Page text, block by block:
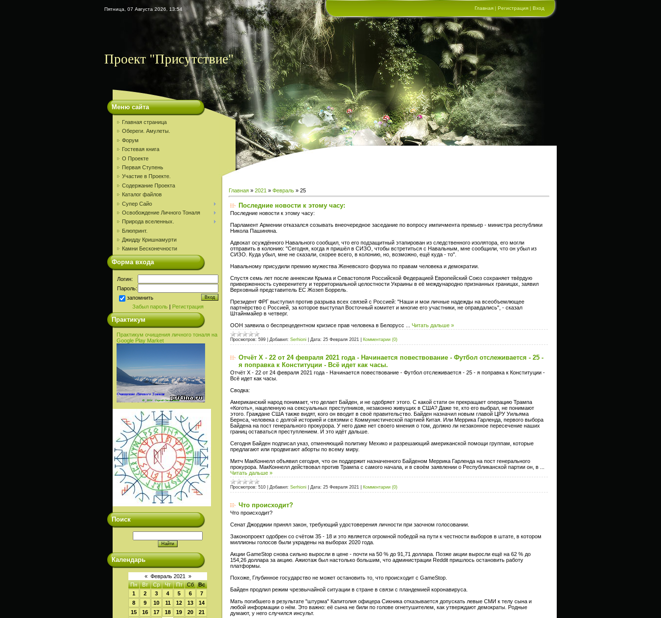
Пятница, 07 Августа 2026, 13:54 Главная | Регистрация | Вход
Проект "Присутствие"
Меню сайта
Главная страница
Обереги. Амулеты.
Форум
Гостевая книга
О Проекте
Первая Ступень
Участие в Проекте.
Содержание Проекта
Каталог файлов
Супер Сайо
Освобождение Личного Тоналя
Природа вселенных.
Блюпринт.
Джидду Кришнамурти
Камни Бесконечности
Форма входа
Логин:
Пароль:
запомнить
Забыл пароль| Регистрация
Практикум
Практикум очищения личного тоналя на
Google Play Market
Поиск
Календарь
« Февраль 2021
»
Пн
Вт Ср Чт Пт Сб
Вс
1
2 3 4 5 6
7
8
9 10 11 12 13
14
15
16 17 18 19 20
21
Главная » 2021 » Февраль » 25
Последние новости к этому часу:
Последние новости к этому часу:
Парламент Армении отказался созывать внеочередное заседание по вопросу импичмента премьер - министра республики
Никола Пашиняна.
Адвокат осуждённого Навального сообщил, что его подзащитный этапирован из следственного изолятора, его могли
отправить в колонию: "Сегодня, когда я пришёл в СИЗО, чтобы встретиться с Навальным, мне сообщили, что он убыл из
СИЗО. Куда убыл, мне не сказали, скорее всего, в колонию, но, возможно, ещё куда - то".
Навальному присудили премию мужества Женевского форума по правам человека и демократии.
Спустя семь лет после аннексии Крыма и Севастополя Российской Федерацией Европейский Союз сохраняет твёрдую
приверженность суверенитету и территориальной целостности Украины в её международно признанных границах, заявил
Верховный представитель ЕС Жозеп Боррель.
Президент ФРГ выступил против разрыва всех связей с Россией: "Наши и мои личные надежды на всеобъемлющее
партнёрство с Россией, за которое выступал Восточный комитет и многие его участники, не оправдались", - сказал
Штайнмайер в четверг.
ООН заявила о беспрецедентном кризисе прав человека в Белорусс
Читать дальше »
Просмотров: 599 Добавил: Serhioni Дата: 25 Февраля 2021 Комментарии (0)
Отчёт X - 22 от 24 февраля 2021 года - Начинается повествование - Футбол отслеживается - 25 -
я поправка к Конституции - Всё идет как часы.
Отчёт X - 22 от 24 февраля 2021 года - Начинается повествование - Футбол отслеживается - 25 - я поправка к Конституции -
Всё идет как часы.
Сводка:
Американский народ понимает, что делает Байден, и не одобряет этого. С какой стати он прекращает операцию Трампа
«Коготь», нацеленную на сексуальных преступников, незаконно живущих в США? Даже те, кто его выбрал, не понимают
этого. Граждане США также видят, кого он вводит в своё правительство. Байден назначил новым главой ЦРУ Уильяма
Бернса, человека с долгой историей и связями с Коммунистической партией Китая. Или Меррика Гарленда, первого выбора
Байдена на пост генерального прокурора. У него даже нет своего мнения о том, должно ли незаконное пересечение наших
границ оставаться преступлением. И это идёт дальше.
Сегодня Байден подписал указ, отменяющий политику Мехико и разрешающий американской помощи группам, которые
предлагают или продвигают аборты по всему миру.
Митч МакКоннелл объявил сегодня, что он поддержит назначенного Байденом Меррика Гарленда на пост генерального
прокурора. МакКоннелл действовал против Трампа с самого начала, и в своём заявлении о Республиканской партии он, в
Читать дальше »
Просмотров: 510 Добавил: Serhioni Дата: 25 Февраля 2021 Комментарии (0)
Что происходит?
Что происходит?
Сенат Джорджии принял закон, требующий удостоверения личности при заочном голосовании.
Законопроект одобрен со счётом 35 - 18 и это является огромной победой на пути к честности выборов в штате, в котором
миллионы голосов были украдены на выборах 2020 года.
Акции GameStop снова сильно выросли в цене - почти на 50 % до 91,71 доллара. Позже акции выросли ещё на 62 % до
154,26 доллара за акцию. Ажиотаж был настолько большим, что администрации Reddit пришлось остановить работу
платформы.
Похоже, Глубинное государство не может остановить то, что происходит с GameStop.
Байден продлил режим чрезвычайной ситуации в стране в связи с пландемией коронавируса.
Мать погибшего в результате "штурма" Капитолия офицера Сикника отказывается допускать левые СМИ к телу сына и
любой информации о нём. Это важно: её сына не били по голове огнетушителем, как утверждают демократы. Родные
думают, у него случился инсульт.